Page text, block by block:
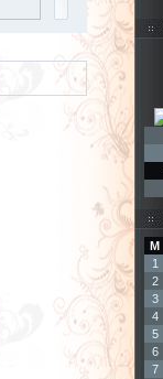
М
1
2
3
4
5
6
7